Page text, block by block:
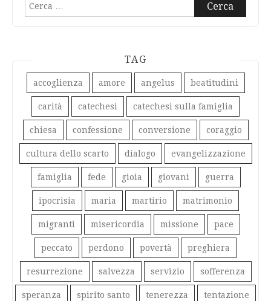
TAG
accoglienza amore angelus beatitudini
carità catechesi catechesi sulla famiglia
chiesa confessione conversione coraggio
cultura dello scarto dialogo evangelizzazione
famiglia fede gioia giovani guerra
ipocrisia maria martirio matrimonio
migranti misericordia missione pace
peccato perdono povertà preghiera
resurrezione salvezza servizio sofferenza
speranza spirito santo tenerezza tentazione